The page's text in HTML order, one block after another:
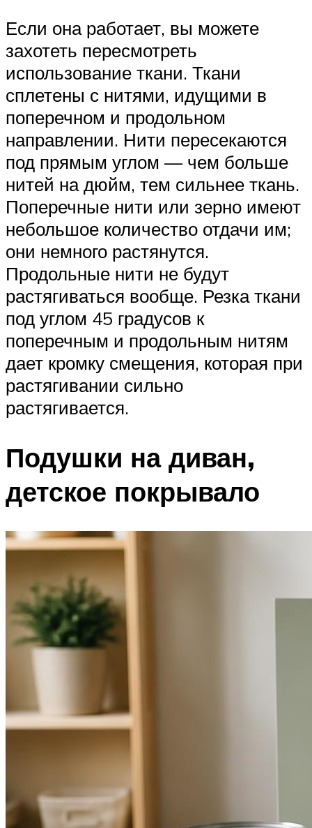
Если она работает, вы можете
захотеть пересмотреть
использование ткани. Ткани
сплетены с нитями, идущими в
поперечном и продольном
направлении. Нити пересекаются
под прямым углом — чем больше
нитей на дюйм, тем сильнее ткань.
Поперечные нити или зерно имеют
небольшое количество отдачи им;
они немного растянутся.
Продольные нити не будут
растягиваться вообще. Резка ткани
под углом 45 градусов к
поперечным и продольным нитям
дает кромку смещения, которая при
растягивании сильно
растягивается.
Подушки на диван,
детское покрывало